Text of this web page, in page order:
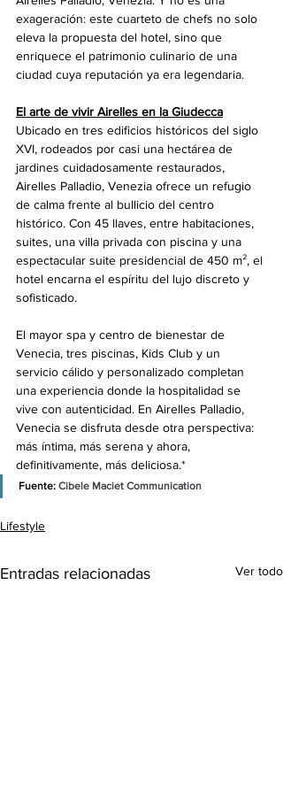
exageración: este cuarteto de chefs no solo
eleva la propuesta del hotel, sino que
enriquece el patrimonio culinario de una
ciudad cuya reputación ya era legendaria.
El arte de vivir Airelles en la Giudecca
Ubicado en tres edificios históricos del siglo
XVI, rodeados por casi una hectárea de
jardines cuidadosamente restaurados,
Airelles Palladio, Venezia ofrece un refugio
de calma frente al bullicio del centro
histórico. Con 45 llaves, entre habitaciones,
suites, una villa privada con piscina y una
espectacular suite presidencial de 450 m², el
hotel encarna el espíritu del lujo discreto y
sofisticado.
El mayor spa y centro de bienestar de
Venecia, tres piscinas, Kids Club y un
servicio cálido y personalizado completan
una experiencia donde la hospitalidad se
vive con autenticidad. En Airelles Palladio,
Venecia se disfruta desde otra perspectiva:
más íntima, más serena y ahora,
definitivamente, más deliciosa.*
Fuente: Cibele Maciet Communication
Lifestyle
Entradas relacionadas Ver todo